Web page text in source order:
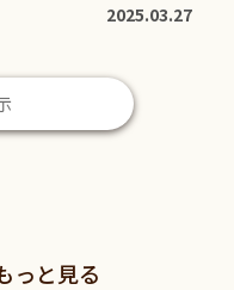
2025.03.27
っと見る